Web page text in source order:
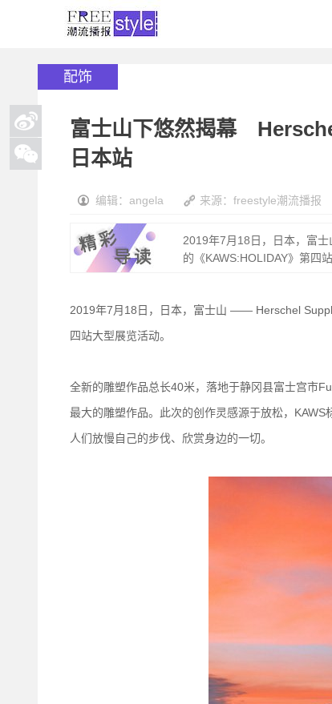
配饰
富士山下悠然揭幕
日本站
编辑：angela 来源：freestyle潮流播报
2019年7月18日，日本，富
的《KAWS:HOLIDAY》第四站
2019年7月18日，日本，富士山 —— Herschel
四站大型展览活动。
全新的雕塑作品总长40米，落地于静冈县富士宫市
最大的雕塑作品。此次的创作灵感源于放松，
人们放慢自己的步伐、欣赏身边的一切。